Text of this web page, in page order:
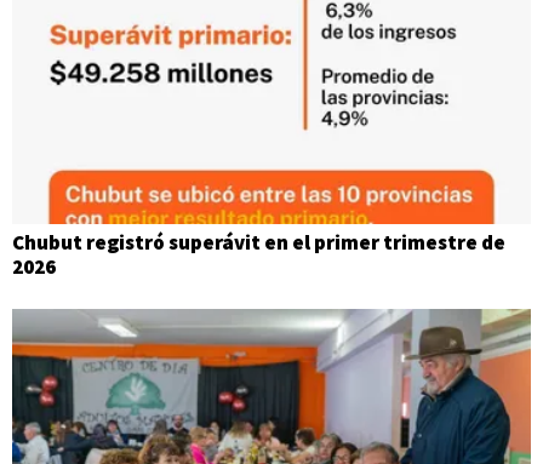
Chubut registró superávit en el primer trimestre de
2026